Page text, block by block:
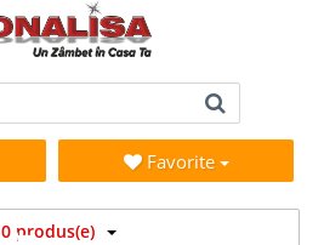
Favorite
0 produs(e)